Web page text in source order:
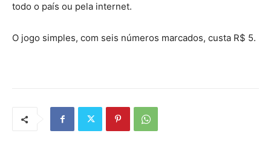
todo o país ou pela internet.
O jogo simples, com seis números marcados, custa R$ 5.